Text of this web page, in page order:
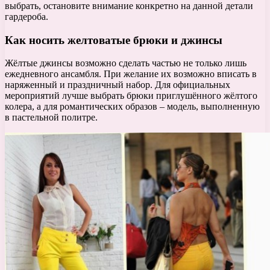
выбрать, остановите внимание конкретно на данной детали
гардероба.
Как носить желтоватые брюки и джинсы
Жёлтые джинсы возможно сделать частью не только лишь
ежедневного ансамбля. При желание их возможно вписать в
наряженный и праздничный набор. Для официальных
мероприятий лучше выбрать брюки приглушённого жёлтого
колера, а для романтических образов – модель, выполненную
в пастельной политре.